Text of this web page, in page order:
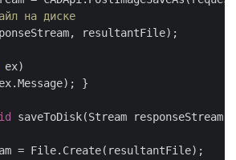
на диске
resultantFile);
ex)
}
saveToDisk(Stream responseStream,
= File.Create(resultantFile);